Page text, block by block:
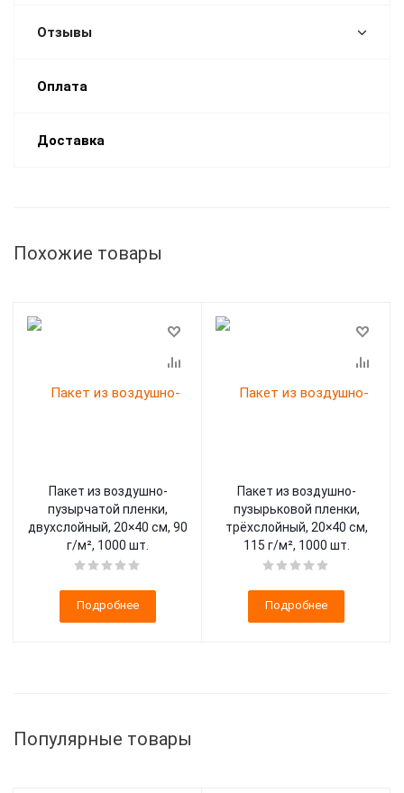
Отзывы
Оплата
Доставка
Похожие товары
Пакет из воздушно-
пузырчатой пленки,
двухслойный, 20×40 см, 90
г/м², 1000 шт.
Подробнее
Пакет из воздушно-
пузырьковой пленки,
трёхслойный, 20×40 см,
115 г/м², 1000 шт.
Подробнее
Популярные товары